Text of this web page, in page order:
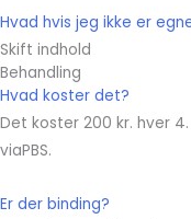
Hvad hvis jeg ikke er
Skift indhold
Behandling
Hvad koster det?
Det koster 200 kr. hver
viaPBS.
Er der binding?